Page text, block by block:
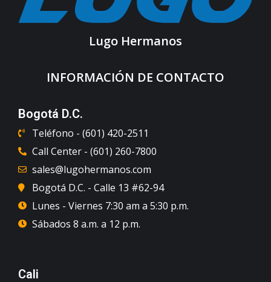
Lugo Hermanos
INFORMACIÓN DE CONTACTO
Bogotá D.C.
Teléfono - (601) 420-2511
Call Center - (601) 260-7800
sales@lugohermanos.com
Bogotá D.C. - Calle 13 #62-94
Lunes - Viernes 7:30 am a 5:30 p.m.
Sábados 8 a.m. a 12 p.m.
Cali